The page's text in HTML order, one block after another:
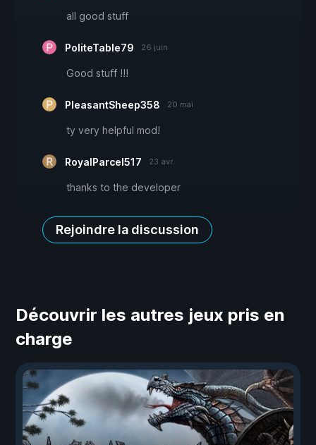
all good stuff
PoliteTable79 26 juin
Good stuff !!!
PleasantSheep358 20 mai
ty very helpful mod!
RoyalParcel517 23 avr.
thanks to the developer
Rejoindre la discussion
Découvrir les autres jeux pris en
charge